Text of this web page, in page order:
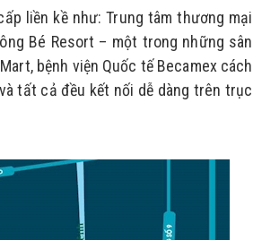
liền kề như: Trung tâm thương mại
Bé Resort – một trong những sân
bệnh viện Quốc tế Becamex cách
tất cả đều kết nối dễ dàng trên trục